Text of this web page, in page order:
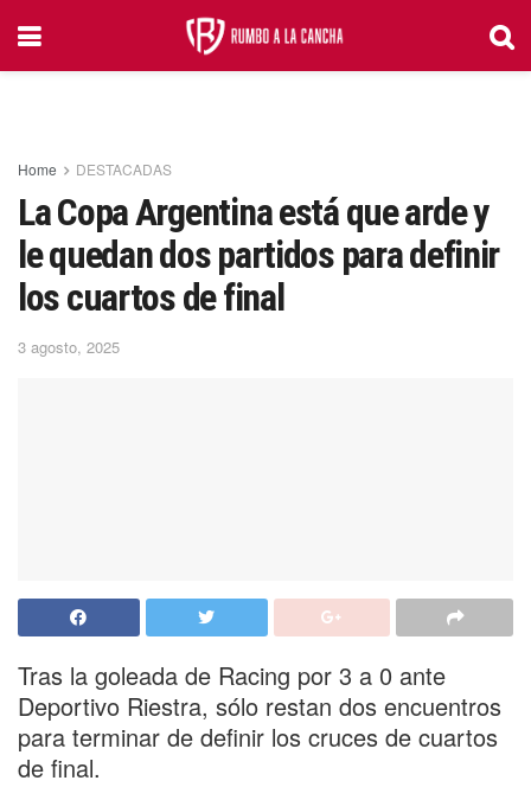
Home DESTACADAS
La Copa Argentina está que arde y
le quedan dos partidos para definir
los cuartos de final
3 agosto, 2025
Tras la goleada de Racing por 3 a 0 ante
Deportivo Riestra, sólo restan dos encuentros
para terminar de definir los cruces de cuartos
de final.